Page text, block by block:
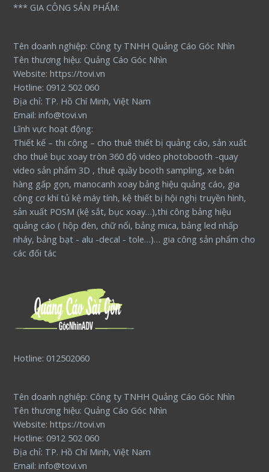
*** GIA CÔNG SẢN PHẨM:
Tên doanh nghiệp: Công ty TNHH Quảng Cáo Góc Nhìn
Tên thương hiệu: Quảng Cáo Góc Nhìn
Website: https://tovi.vn
Hotline: 0912 502 060
Địa chỉ: TP. Hồ Chí Minh, Việt Nam
Email: info@tovi.vn
Lĩnh vực hoạt động:
Thiết kế – thi công – cho thuê thiết bị quảng cáo, sản xuất
cho thuê bục xoay tròn 360 độ video photobooth -quay
video sản phẩm 3D , thuê quầy booth sampling, xe bán
hàng gấp gọn, manocanh xoay bảng hiệu quảng cáo, gia
công cơ khí tủ kệ máy tính, kệ thiết bị hội nghị truyền hình,
sản xuất POSM (kệ sắt, bục xoay…),thi công bảng hiệu
quảng cáo ( hộp đèn, chữ nổi, bảng mica, bảng led nhấp
nháy, bảng bạt - alu -decal - tole…)… gia công sản phẩm cho
các đối tác
Hotline: 012502060
Tên doanh nghiệp: Công ty TNHH Quảng Cáo Góc Nhìn
Tên thương hiệu: Quảng Cáo Góc Nhìn
Website: https://tovi.vn
Hotline: 0912 502 060
Địa chỉ: TP. Hồ Chí Minh, Việt Nam
Email: info@tovi.vn